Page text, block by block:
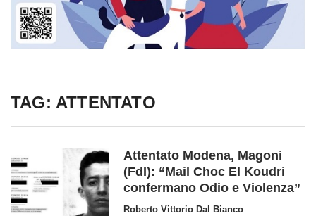
TAG: ATTENTATO
Attentato Modena, Magoni
(FdI): “Mail Choc El Koudri
confermano Odio e Violenza”
Roberto Vittorio Dal Bianco